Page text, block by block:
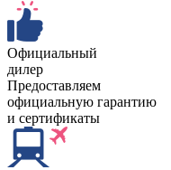
Официальный
дилер
Предоставляем
официальную гарантию
и сертификаты